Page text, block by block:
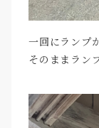
一回にランプ
そのままラン